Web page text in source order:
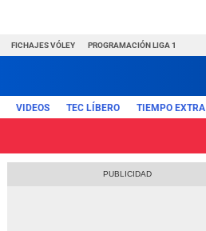
FICHAJES VÓLEY PROGRAMACIÓN LIGA 1
VIDEOS TEC LÍBERO TIEMPO EXTRA